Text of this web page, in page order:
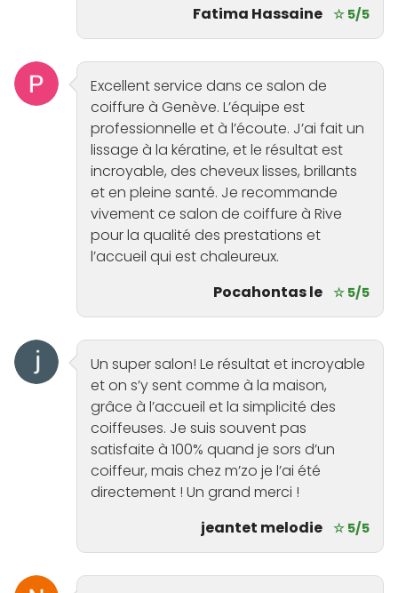
Fatima Hassaine ☆ 5/5
Excellent service dans ce salon de
coiffure à Genève. L’équipe est
professionnelle et à l’écoute. J’ai fait un
lissage à la kératine, et le résultat est
incroyable, des cheveux lisses, brillants
et en pleine santé. Je recommande
vivement ce salon de coiffure à Rive
pour la qualité des prestations et
l’accueil qui est chaleureux.
Pocahontas le ☆ 5/5
Un super salon! Le résultat et incroyable
et on s’y sent comme à la maison,
grâce à l’accueil et la simplicité des
coiffeuses. Je suis souvent pas
satisfaite à 100% quand je sors d’un
coiffeur, mais chez m’zo je l’ai été
directement ! Un grand merci !
jeantet melodie ☆ 5/5